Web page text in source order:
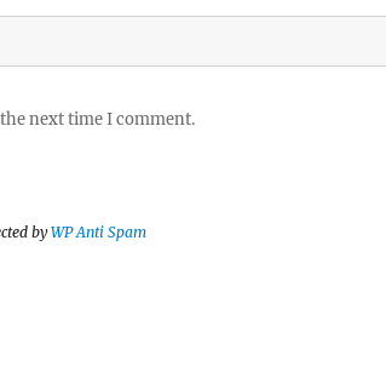
next time I comment.
byWP Anti Spam